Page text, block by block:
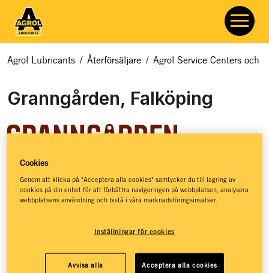
Agrol Lubricants / Återförsäljare / Agrol Service Centers och
Granngården, Falköping
Granngården hjälper dig med allt som rör odling, djur och
natur. Hos Granngården hittar du ett basutbud av
jordnära liv. Granngården har stöttat drömmar sedan 1880,
då de öppnade sin första lilla gårdshandel på den
småländska landsbygden. Idag, mer än 140 år senare, har
Cookies
Genom att klicka på "Acceptera alla cookies" samtycker du till lagring av
cookies på din enhet för att förbättra navigeringen på webbplatsen, analysera
webbplatsens användning och bistå i våra marknadsföringsinsatser.
Inställningar för cookies
Avvisa alla Acceptera alla cookies